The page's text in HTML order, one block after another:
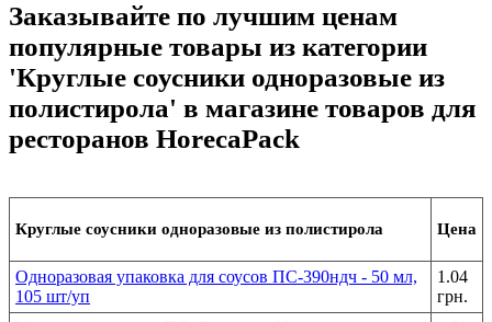
Заказывайте по лучшим ценам
популярные товары из категории
'Круглые соусники одноразовые из
полистирола' в магазине товаров для
ресторанов HorecaPack
Круглые соусники одноразовые из полистирола Цена
Одноразовая упаковка для соусов ПС-390ндч - 50 мл,
105 шт/уп
1.04
грн.